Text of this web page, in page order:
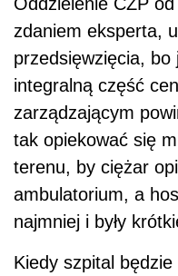
Oddzielenie CZP
zdaniem eksperta,
przedsięwzięcia,
integralną część
zarządzającym
tak opiekować się
terenu, by ciężar
ambulatorium, a
najmniej i były
Kiedy szpital